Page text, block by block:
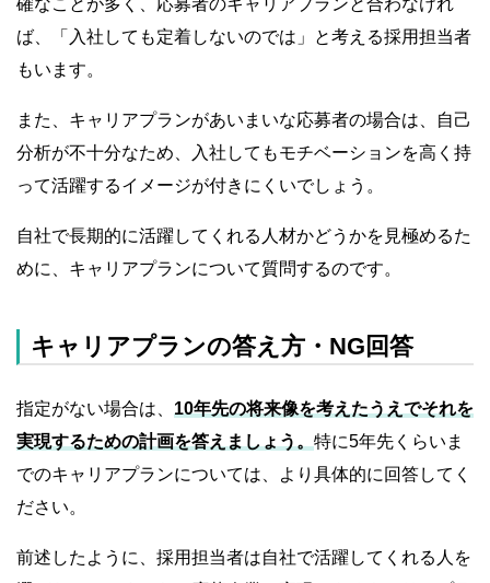
ば、「入社しても定着しないのでは」と考える採用担当者
もいます。
また、キャリアプランがあいまいな応募者の場合は、自己
分析が不十分なため、入社してもモチベーションを高く持
って活躍するイメージが付きにくいでしょう。
自社で長期的に活躍してくれる人材かどうかを見極めるた
めに、キャリアプランについて質問するのです。
キャリアプランの答え方・NG回答
指定がない場合は、 10年先の将来像を考えたうえでそれを
実現するための計画を答えましょう。 特に5年先くらいま
でのキャリアプランについては、より具体的に回答してく
ださい。
前述したように、採用担当者は自社で活躍してくれる人を